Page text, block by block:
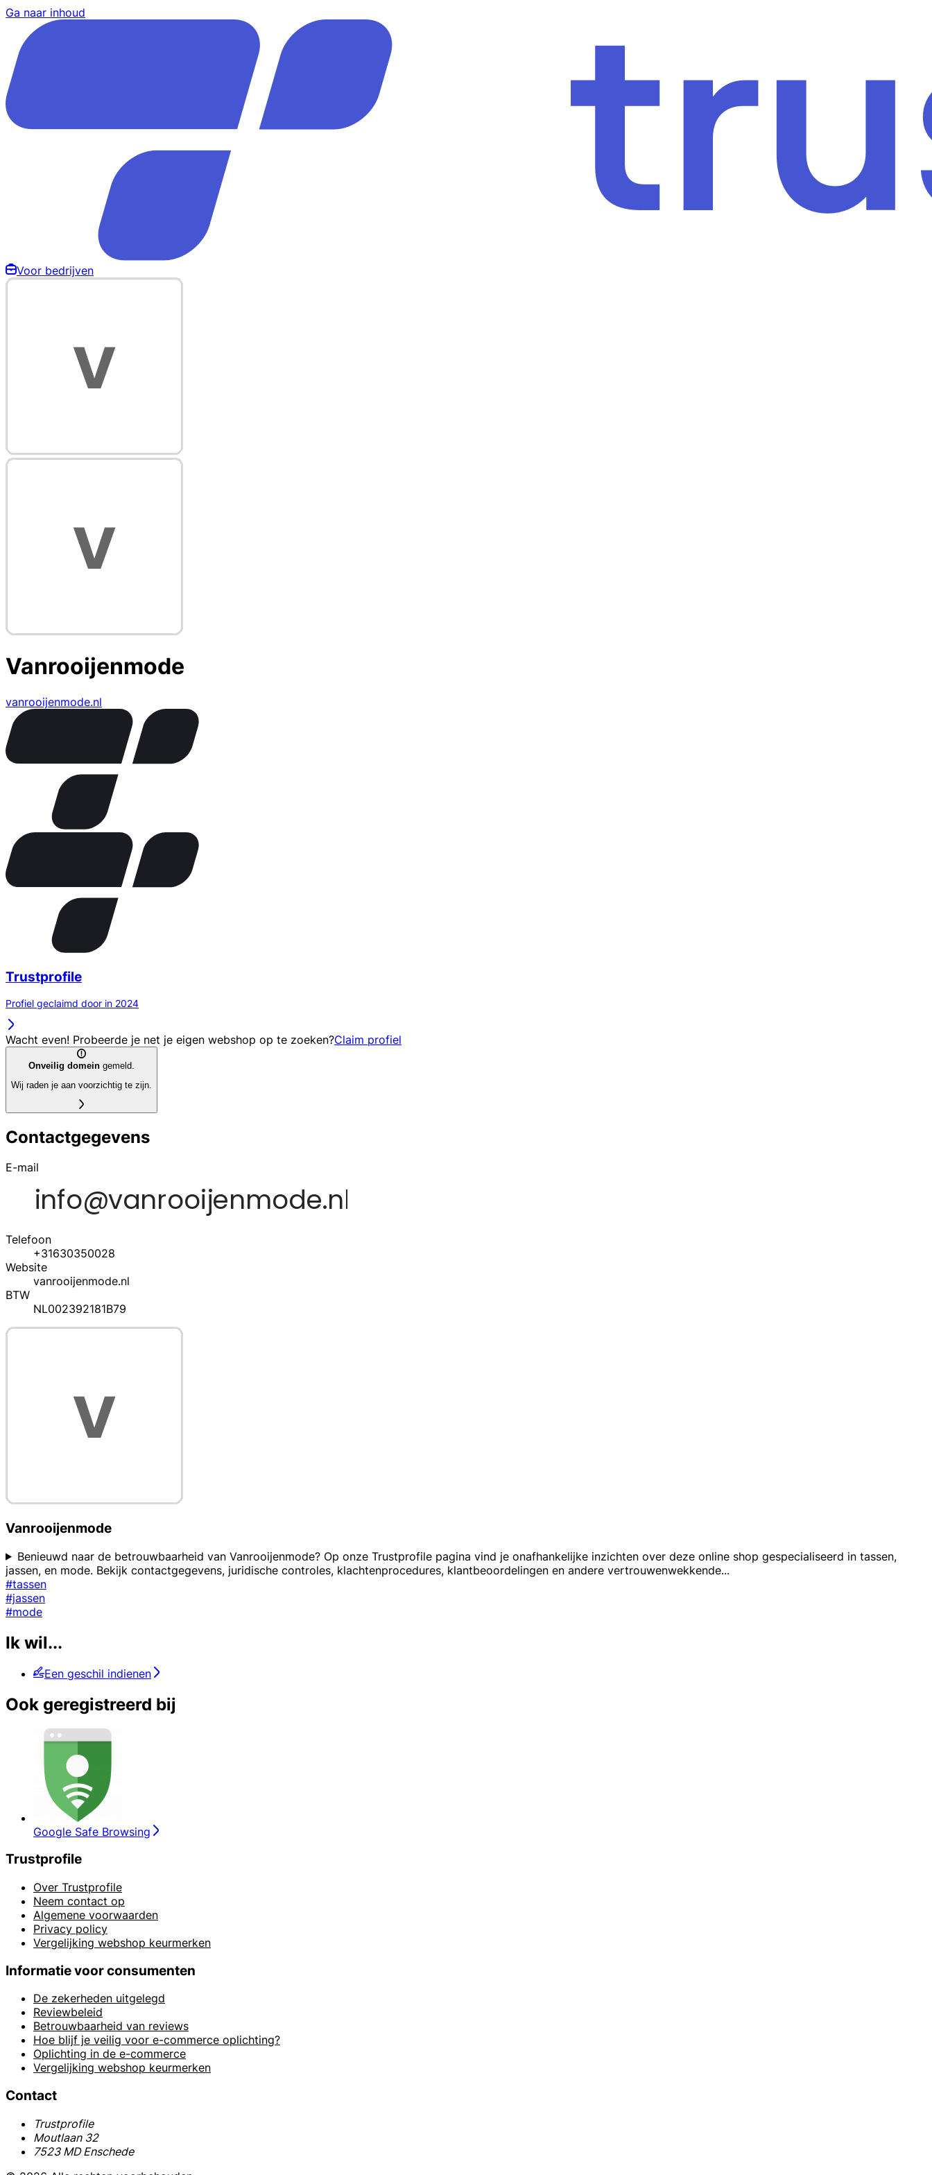
Ga naar inhoud
Voor bedrijven
Vanrooijenmode
vanrooijenmode.nl
Trustprofile
Profiel geclaimd door in 2024
Wacht even! Probeerde je net je eigen webshop op te zoeken?Claim profiel
Onveilig domein gemeld.
Wij raden je aan voorzichtig te zijn.
Contactgegevens
E-mail
Telefoon
+31630350028
Website
vanrooijenmode.nl
BTW
NL002392181B79
Vanrooijenmode
Benieuwd naar de betrouwbaarheid van Vanrooijenmode? Op onze Trustprofile pagina vind je onafhankelijke inzichten over deze online shop gespecialiseerd in tassen,
jassen, en mode. Bekijk contactgegevens, juridische controles, klachtenprocedures, klantbeoordelingen en andere vertrouwenwekkende...
#tassen
#jassen
#mode
Ik wil...
Een geschil indienen
Ook geregistreerd bij
Google Safe Browsing
Trustprofile
Over Trustprofile
Neem contact op
Algemene voorwaarden
Privacy policy
Vergelijking webshop keurmerken
Informatie voor consumenten
De zekerheden uitgelegd
Reviewbeleid
Betrouwbaarheid van reviews
Hoe blijf je veilig voor e-commerce oplichting?
Oplichting in de e-commerce
Vergelijking webshop keurmerken
Contact
Trustprofile
Moutlaan 32
7523 MD Enschede